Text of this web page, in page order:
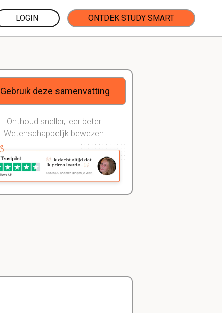
LOGIN ONTDEK STUDY SMART
Gebruik deze samenvatting
Onthoud sneller, leer beter.
Wetenschappelijk bewezen.